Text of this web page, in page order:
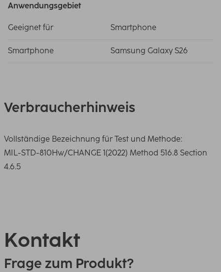
Anwendungsgebiet
Geeignet für Smartphone
Smartphone Samsung Galaxy S26
Verbraucherhinweis
Vollständige Bezeichnung für Test und Methode:
MIL-STD-810Hw/CHANGE 1(2022) Method 516.8 Section
4.6.5
Kontakt
Frage zum Produkt?